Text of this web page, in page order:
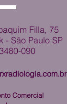
Filla, 75
- São Paulo SP
090
Comercial